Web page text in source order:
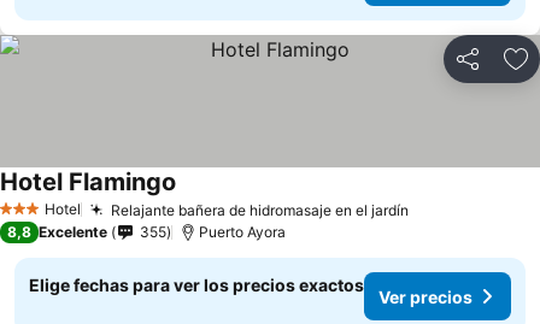
Compartir
3 Estrellas
Hotel Relajante bañera de hidromasaje en el jardín
Hotel Flamingo
8,8 Excelente 355 Puerto Ayora
Elige fechas para ver los precios exactos
Ver precios